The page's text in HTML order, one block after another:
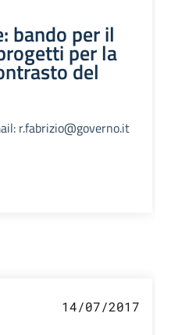
bando per il
per la
del
r.fabrizio@governo.it
14/07/2017